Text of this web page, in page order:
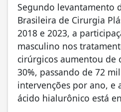
Segundo levantamento
Brasileira de Cirurgia
2018 e 2023, a
masculino nos
cirúrgicos aumentou de
30%, passando de 72
intervenções por ano, e
ácido hialurônico está